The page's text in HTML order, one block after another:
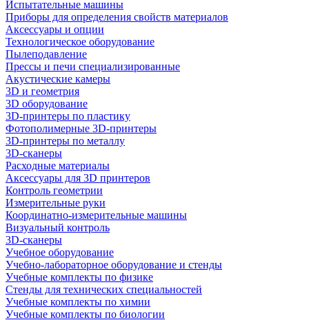
Испытательные машины
Приборы для определения свойств материалов
Аксессуары и опции
Технологическое оборудование
Пылеподавление
Прессы и печи специализированные
Акустические камеры
3D и геометрия
3D оборудование
3D-принтеры по пластику
Фотополимерные 3D-принтеры
3D-принтеры по металлу
3D-сканеры
Расходные материалы
Аксессуары для 3D принтеров
Контроль геометрии
Измерительные руки
Координатно-измерительные машины
Визуальный контроль
3D-сканеры
Учебное оборудование
Учебно-лабораторное оборудование и стенды
Учебные комплекты по физике
Стенды для технических специальностей
Учебные комплекты по химии
Учебные комплекты по биологии